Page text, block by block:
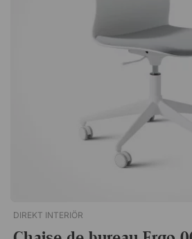
Stratifié durable tous côtés. Livré
DIREKT INTERIÖR